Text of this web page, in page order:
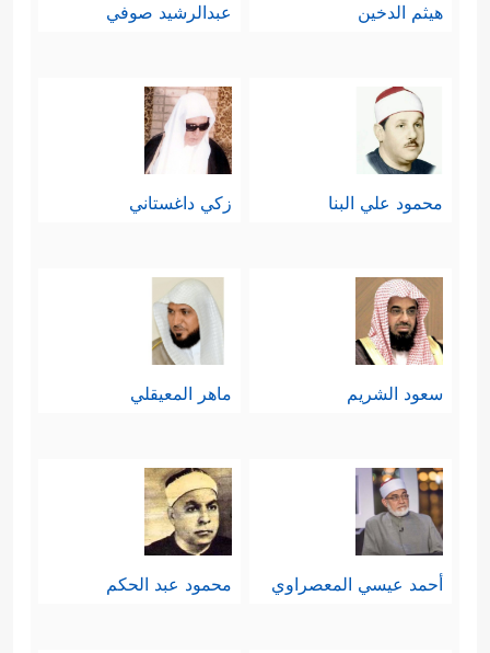
هيثم الدخين عبدالرشيد صوفي
محمود علي البنا زكي داغستاني
سعود الشريم ماهر المعيقلي
أحمد عيسي المعصراوي محمود عبد الحكم